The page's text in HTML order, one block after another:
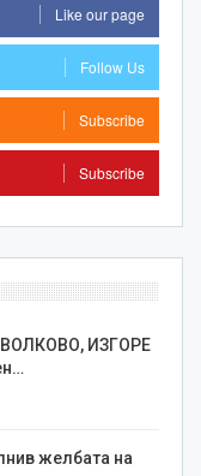
Like our page
Follow Us
Subscribe
Subscribe
ИЗГОРЕ
желбата на